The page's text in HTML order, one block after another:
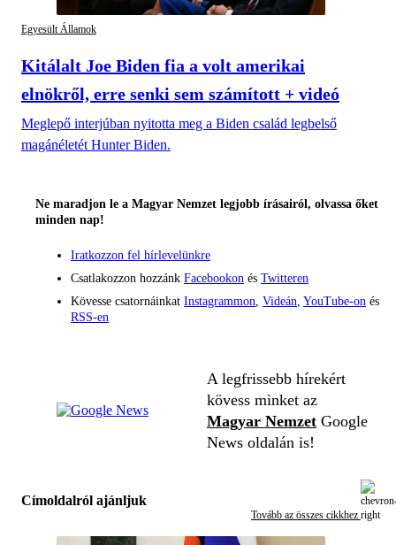
Egyesült Államok
Kitálalt Joe Biden fia a volt amerikai
elnökről, erre senki sem számított + videó
Meglepő interjúban nyitotta meg a Biden család legbelső
magánéletét Hunter Biden.
Ne maradjon le a Magyar Nemzet legjobb írásairól, olvassa őket
minden nap!
Iratkozzon fel hírlevelünkre
Csatlakozzon hozzánk Facebookon és Twitteren
Kövesse csatornáinkat Instagrammon Videán YouTube-on és
RSS-en
A legfrissebb hírekért
kövess minket az
Magyar Nemzet Google
News oldalán is!
Címoldalról ajánljuk
Tovább az összes cikkhez